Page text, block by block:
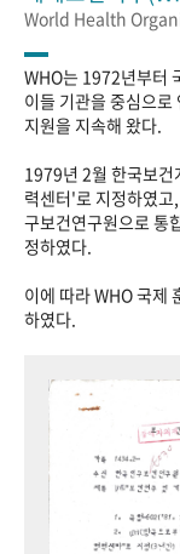
World Health
WHO는 1972년부터
이들 기관을 중심으로
지원을 지속해 왔다.
1979년 2월 한국보건
력센터'로 지정하였
구보건연구원으로 통
정하였다.
이에 따라 WHO 국제
하였다.